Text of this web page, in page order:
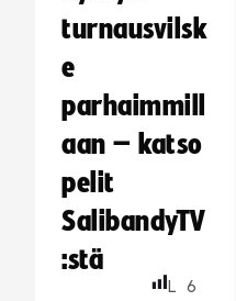
turnausvilsk
e
parhaimmill
aan – katso
pelit
SalibandyTV
:stä
L 6